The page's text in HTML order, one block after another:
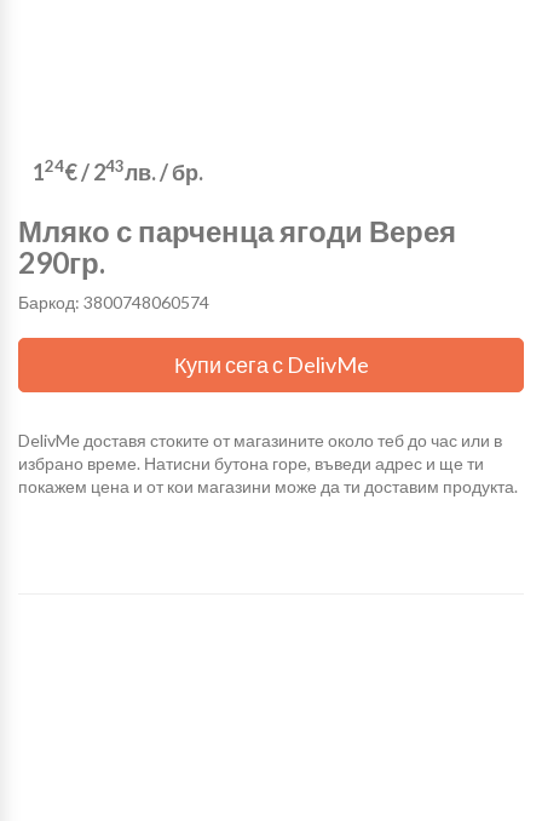
124€/243лв./ бр.
Мляко с парченца ягоди Верея
290гр.
Баркод: 3800748060574
Купи сега с DelivMe
DelivMe доставя стоките от магазините около теб до час или в
избрано време. Натисни бутона горе, въведи адрес и ще ти
покажем цена и от кои магазини може да ти доставим продукта.